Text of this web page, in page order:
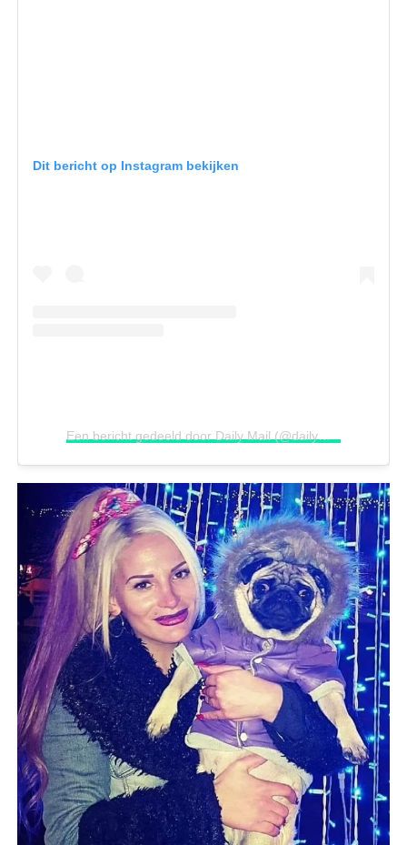
Dit bericht op Instagram bekijken